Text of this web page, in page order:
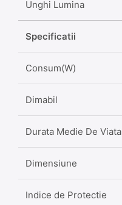
Unghi Lumina
Specificatii
Consum(W)
Dimabil
Durata Medie De Viata
Dimensiune
Indice de Protectie